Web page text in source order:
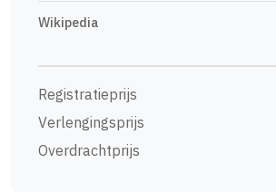
Wikipedia
Registratieprijs
Verlengingsprijs
Overdrachtprijs